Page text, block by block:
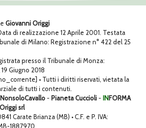
Giovanni Origgi
di realizzazione 12 Aprile 2001. Testata
di Milano: Registrazione n° 422 del 25
presso il Tribunale di Monza:
Giugno 2018
• Tutti i diritti riservati, vietata la
di tutti i contenuti.
NonsoloCavallo - Pianeta Cuccioli - INFORMA
srl
Carate Brianza (MB) • C.F. e P. IVA:
1887970